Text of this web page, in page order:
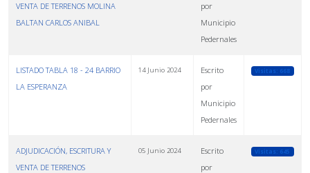
VENTA DE TERRENOS MOLINA
BALTAN CARLOS ANIBAL
por
Municipio
Pedernales
LISTADO TABLA 18 - 24 BARRIO
LA ESPERANZA
14 Junio 2024
Escrito
por
Municipio
Pedernales
Visitas: 668
ADJUDICACIÓN, ESCRITURA Y
VENTA DE TERRENOS
05 Junio 2024
Escrito
por
Visitas: 645